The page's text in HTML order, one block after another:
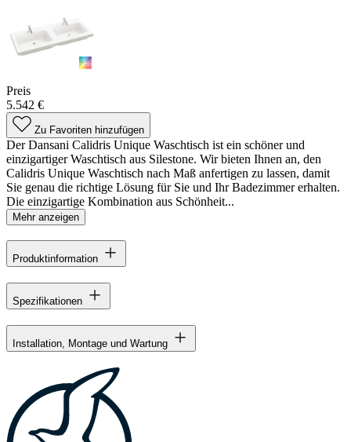
Preis
5.542 €
Zu Favoriten hinzufügen
Der Dansani Calidris Unique Waschtisch ist ein schöner und
einzigartiger Waschtisch aus Silestone. Wir bieten Ihnen an, den
Calidris Unique Waschtisch nach Maß anfertigen zu lassen, damit
Sie genau die richtige Lösung für Sie und Ihr Badezimmer erhalten.
Die einzigartige Kombination aus Schönheit...
Mehr anzeigen
Produktinformation
Spezifikationen
Installation, Montage und Wartung